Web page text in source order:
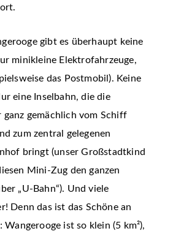
gibt es überhaupt keine
minikleine Elektrofahrzeuge,
das Postmobil). Keine
eine Inselbahn, die die
ganz gemächlich vom Schiff
zum zentral gelegenen
bringt (unser Großstadtkind
Mini-Zug den ganzen
„U-Bahn“). Und viele
Denn das ist das Schöne an
Wangerooge ist so klein (5 km²),